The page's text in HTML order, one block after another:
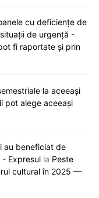
cu deficiențe de
de urgență -
fi raportate și prin
la aceeași
pot alege aceeași
au beneficiat de
Expresul la Peste
cultural în 2025 —